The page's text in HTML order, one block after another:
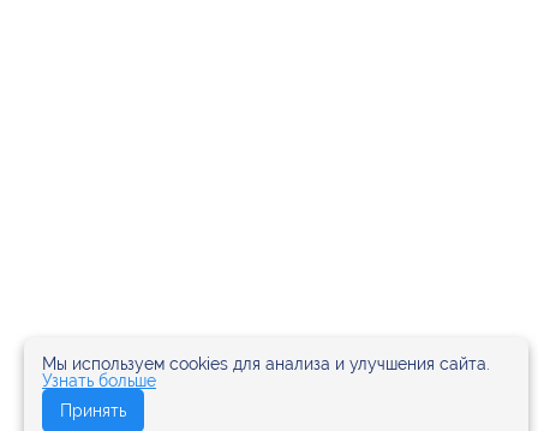
Мы используем cookies для анализа и улучшения сайта.
Узнать больше
Принять